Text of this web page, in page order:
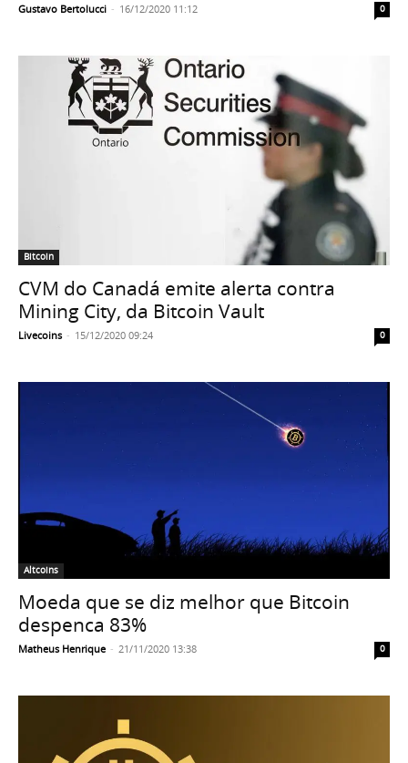
Gustavo Bertolucci - 16/12/2020 11:12 0
Bitcoin
CVM do Canadá emite alerta contra
Mining City, da Bitcoin Vault
Livecoins - 15/12/2020 09:24 0
Altcoins
Moeda que se diz melhor que Bitcoin
despenca 83%
Matheus Henrique - 21/11/2020 13:38 0